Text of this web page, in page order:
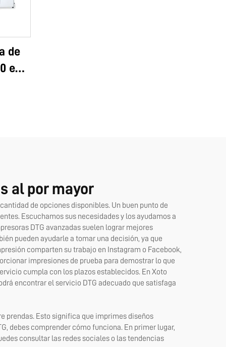
de
e
al por mayor
de opciones disponibles. Un buen punto de
Escuchamos sus necesidades y los ayudamos a
DTG avanzadas suelen lograr mejores
pueden ayudarle a tomar una decisión, ya que
comparten su trabajo en Instagram o Facebook,
impresiones de prueba para demostrar lo que
cumpla con los plazos establecidos. En Xoto
encontrar el servicio DTG adecuado que satisfaga
prendas. Esto significa que imprimes diseños
debes comprender cómo funciona. En primer lugar,
consultar las redes sociales o las tendencias